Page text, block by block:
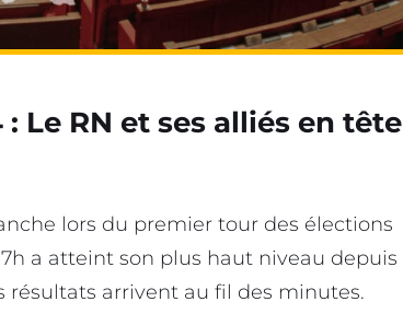
Le RN et ses alliés en tête
lors du premier tour des élections
a atteint son plus haut niveau depuis
résultats arrivent au fil des minutes.